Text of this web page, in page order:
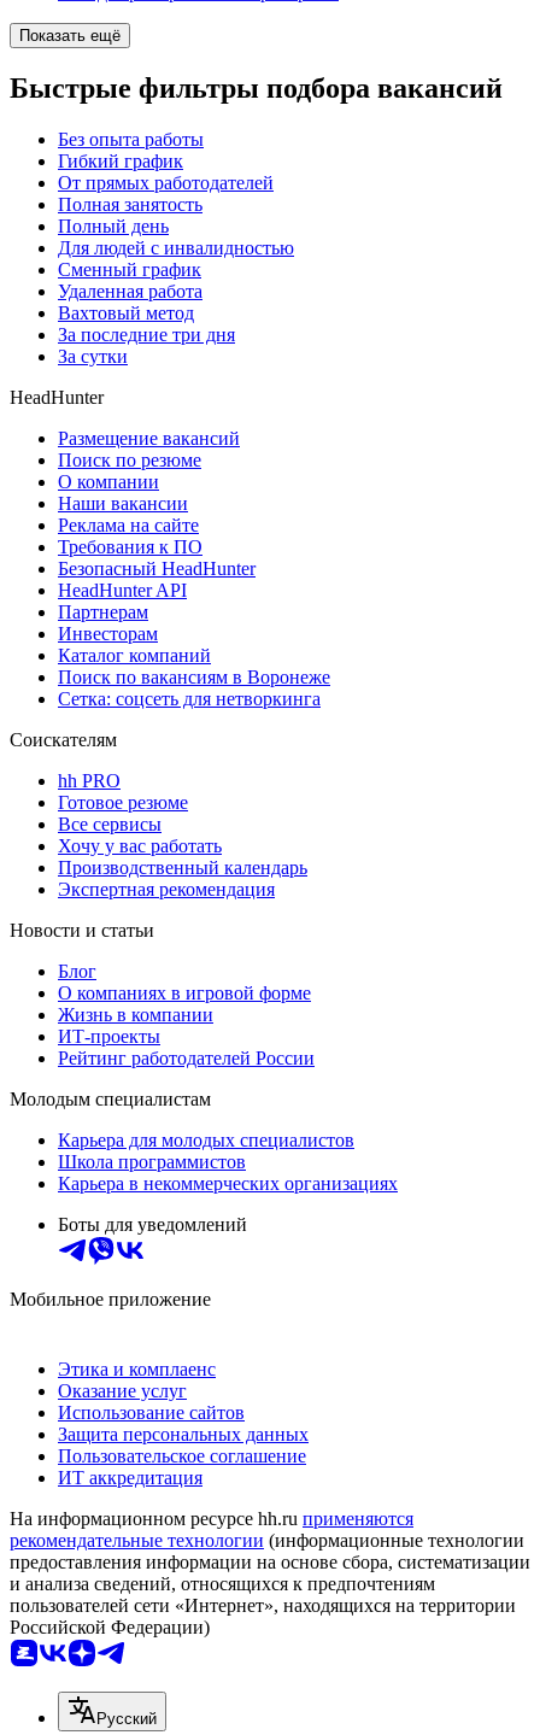
Показать ещё
Быстрые фильтры подбора вакансий
Без опыта работы
Гибкий график
От прямых работодателей
Полная занятость
Полный день
Для людей с инвалидностью
Сменный график
Удаленная работа
Вахтовый метод
За последние три дня
За сутки
HeadHunter
Размещение вакансий
Поиск по резюме
О компании
Наши вакансии
Реклама на сайте
Требования к ПО
Безопасный HeadHunter
HeadHunter API
Партнерам
Инвесторам
Каталог компаний
Поиск по вакансиям в Воронеже
Сетка: соцсеть для нетворкинга
Соискателям
hh PRO
Готовое резюме
Все сервисы
Хочу у вас работать
Производственный календарь
Экспертная рекомендация
Новости и статьи
Блог
О компаниях в игровой форме
Жизнь в компании
ИТ-проекты
Рейтинг работодателей России
Молодым специалистам
Карьера для молодых специалистов
Школа программистов
Карьера в некоммерческих организациях
Боты для уведомлений
Мобильное приложение
Этика и комплаенс
Оказание услуг
Использование сайтов
Защита персональных данных
Пользовательское соглашение
ИТ аккредитация
На информационном ресурсе hh.ru применяются
рекомендательные технологии (информационные технологии
предоставления информации на основе сбора, систематизации
и анализа сведений, относящихся к предпочтениям
пользователей сети «Интернет», находящихся на территории
Российской Федерации)
Русский